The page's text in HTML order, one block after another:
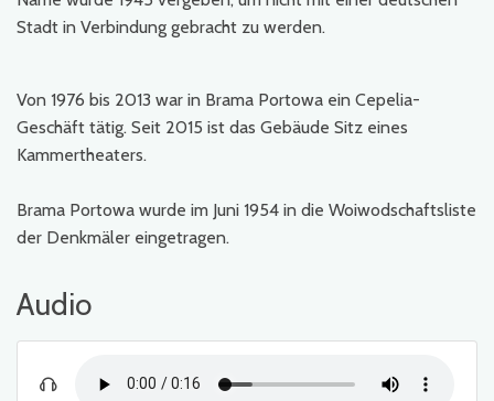
Stadt in Verbindung gebracht zu werden.
Von 1976 bis 2013 war in Brama Portowa ein Cepelia-
Geschäft tätig. Seit 2015 ist das Gebäude Sitz eines
Kammertheaters.
Brama Portowa wurde im Juni 1954 in die Woiwodschaftsliste
der Denkmäler eingetragen.
Audio